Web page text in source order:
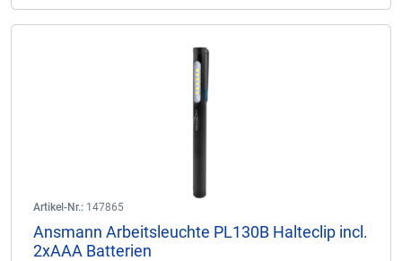
Artikel-Nr.: 147865
Ansmann Arbeitsleuchte PL130B Halteclip incl.
2xAAA Batterien